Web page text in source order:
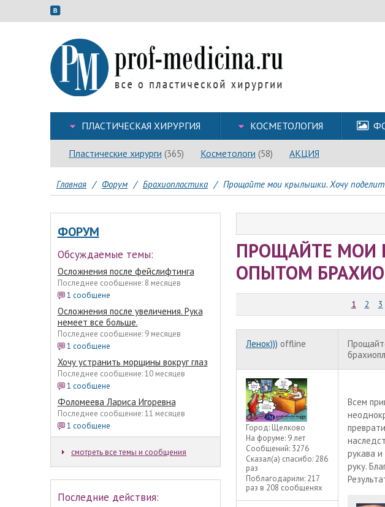
ПЛАСТИЧЕСКАЯ ХИРУРГИЯ КОСМЕТОЛОГИЯ
Пластические хирурги (365) Косметологи (58) АКЦИЯ
Главная / Форум / Брахиопластика / Прощайте мои крылышки. Хочу
ФОРУМ
Обсуждаемые темы:
Осложнения после фейслифтинга
Последнее сообщение: 8 месяцев
1 сообщене
Осложнения после увеличения. Рука
немеет все больше.
Последнее сообщение: 9 месяцев
1 сообщене
Хочу устранить морщины вокруг глаз
Последнее сообщение: 10 месяцев
1 сообщене
Фоломеева Лариса Игоревна
Последнее сообщение: 11 месяцев
1 сообщене
смотреть все темы и сообщения
Последние действия:
ПРОЩАЙТЕ МОИ
ОПЫТОМ
1 2 3
Ленок))) offline
Город: Щелково
На форуме: 9 лет
Сообщений: 3276
Сказал(а) спасибо: 286
раз
Поблагодарили: 217
раз в 208 сообщенях
Всем
рукава
руку.